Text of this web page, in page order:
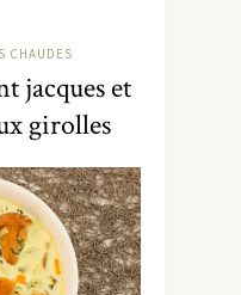
CHAUDES
jacques et
girolles